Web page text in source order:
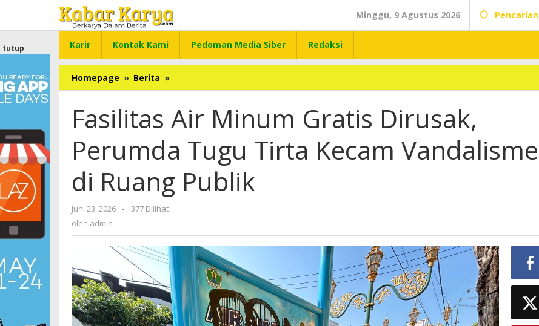
konten
Minggu, 9 Agustus 2026 Pencarian
Karir Kontak Kami Pedoman Media Siber Redaksi
tutup
Homepage » Berita »
Air
Gratis
Dirusak,
Perumda
Tugu
Kecam
Vandalisme
Fasilitas Air Minum Gratis Dirusak,
Perumda Tugu Tirta Kecam Vandalisme
di Ruang Publik
Juni 23, 2026
oleh
-
377 Dilihat
oleh admin